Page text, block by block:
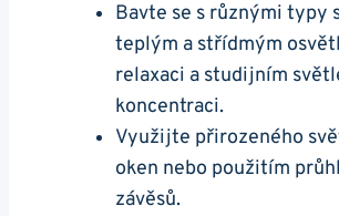
Bavte se s různými typy
teplým a střídmým
relaxaci a studijním
koncentraci.
Využijte přirozeného
oken nebo použitím
závěsů.